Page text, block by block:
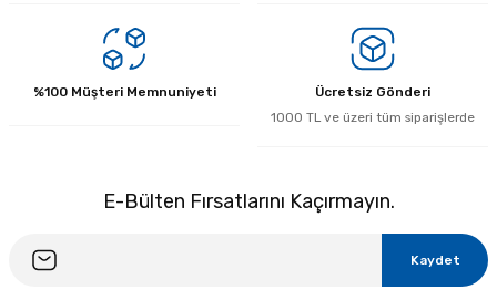
%100 Müşteri Memnuniyeti
Ücretsiz Gönderi
1000 TL ve üzeri tüm siparişlerde
E-Bülten Fırsatlarını Kaçırmayın.
Kaydet